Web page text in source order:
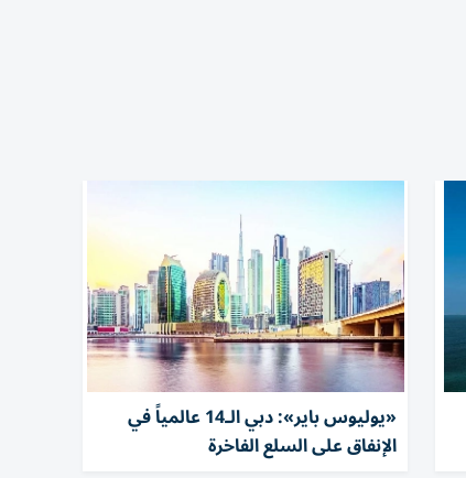
«يوليوس باير»: دبي الـ14 عالمياً في
الإنفاق على السلع الفاخرة